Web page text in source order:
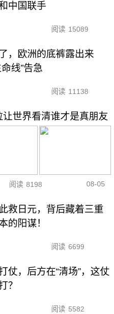
中国联手
阅读 15089
，欧洲的底裤露出来
线”告急
阅读 11138
世界看清谁才是真朋友
阅读 8198 08-05
救日元，背后藏着三重
的阳谋！
阅读 6699
仗，后方在“清场”，这仗
？
阅读 5582